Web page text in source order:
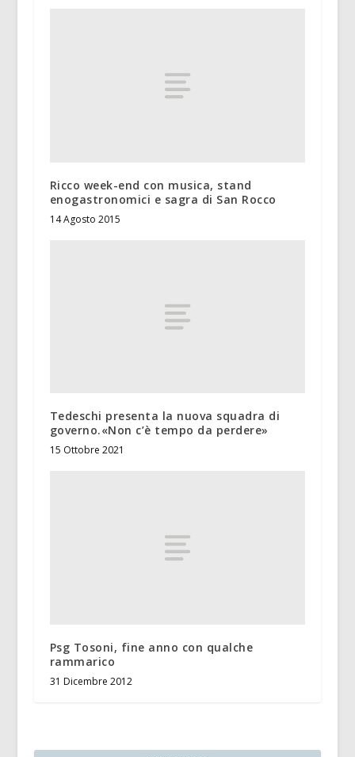
Ricco week-end con musica, stand
enogastronomici e sagra di San Rocco
14 Agosto 2015
Tedeschi presenta la nuova squadra di
governo.«Non c’è tempo da perdere»
15 Ottobre 2021
Psg Tosoni, fine anno con qualche
rammarico
31 Dicembre 2012